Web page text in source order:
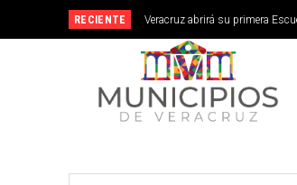
RECIENTE
Veracruz abrirá su primera
septiembre